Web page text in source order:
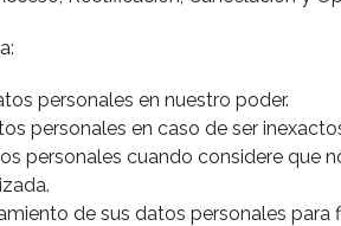
personales en nuestro poder.
personales en caso de ser
personales cuando considere que
de sus datos personales para